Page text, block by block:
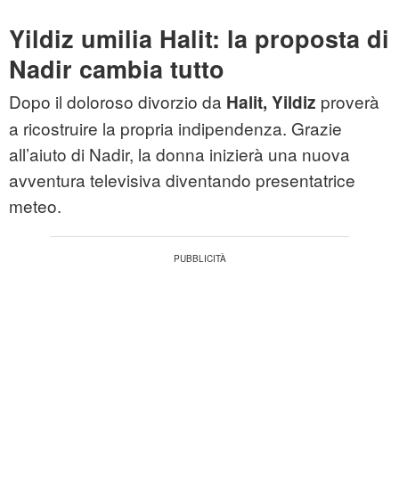
Yildiz umilia Halit: la proposta di
Nadir cambia tutto
Dopo il doloroso divorzio da Halit, Yildiz proverà
a ricostruire la propria indipendenza. Grazie
all’aiuto di Nadir, la donna inizierà una nuova
avventura televisiva diventando presentatrice
meteo.